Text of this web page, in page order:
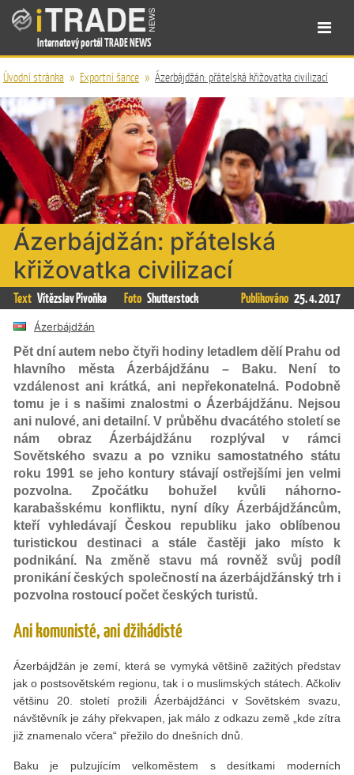
Internetový portál TRADE NEWS
Úvodní stránka » Exportní šance » Ázerbájdžán: přátelská křižovatka civilizací
Ázerbájdžán: přátelská
křižovatka civilizací
Text Vítězslav Pivoňka Foto Shutterstock Publikováno 25. 4. 2017
Ázerbájdžán
Pět dní autem nebo čtyři hodiny letadlem dělí Prahu od
hlavního města Ázerbájdžánu – Baku. Není to
vzdálenost ani krátká, ani nepřekonatelná. Podobně
tomu je i s našimi znalostmi o Ázerbájdžánu. Nejsou
ani nulové, ani detailní. V průběhu dvacátého století se
nám obraz Ázerbájdžánu rozplýval v rámci
Sovětského svazu a po vzniku samostatného státu
roku 1991 se jeho kontury stávají ostřejšími jen velmi
pozvolna. Zpočátku bohužel kvůli náhorno-
karabašskému konfliktu, nyní díky Ázerbájdžáncům,
kteří vyhledávají Českou republiku jako oblíbenou
turistickou destinaci a stále častěji jako místo k
podnikání. Na změně stavu má rovněž svůj podíl
pronikání českých společností na ázerbájdžánský trh i
pozvolna rostoucí počet českých turistů.
Ani komunisté, ani džihádisté
Ázerbájdžán je zemí, která se vymyká většině zažitých představ
jak o postsovětském regionu, tak i o muslimských státech. Ačkoliv
většinu 20. století prožili Ázerbájdžánci v Sovětském svazu,
návštěvník je záhy překvapen, jak málo z odkazu země „kde zítra
již znamenalo včera“ přežilo do dnešních dnů.
Baku je pulzujícím velkoměstem s desítkami moderních